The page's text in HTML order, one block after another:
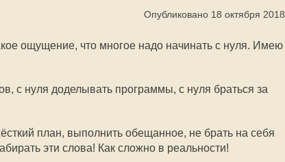
Опубликовано 18 октября 2018
ощущение, что многое надо начинать с нуля. Имею
с нуля доделывать программы, с нуля браться за
план, выполнить обещанное, не брать на себя
эти слова! Как сложно в реальности!